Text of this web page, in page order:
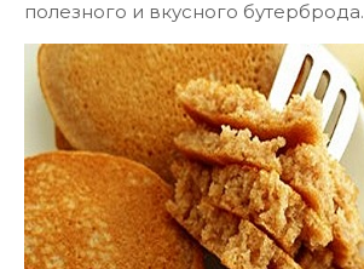
полезного и вкусного бутерброда.